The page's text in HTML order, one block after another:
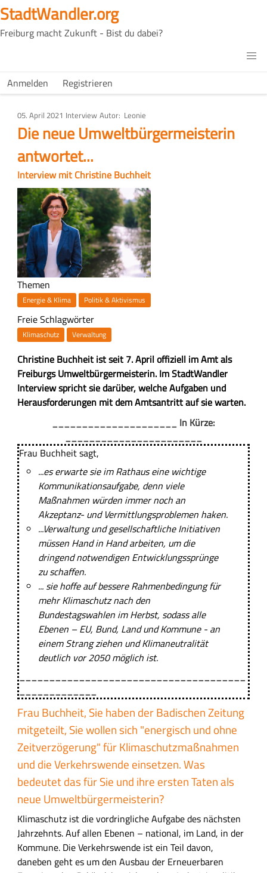
Direkt
zum
Inhalt
StadtWandler.org
Freiburg macht Zukunft - Bist du dabei?
Main
H4C
USER
Anmelden Registrieren
05. April 2021 Art
des
Artikels
Interview Autor Leonie
Die neue Umweltbürgermeisterin
antwortet...
Interview mit Christine Buchheit
Bild
Themen
Energie & Klima Politik & Aktivismus
Freie Schlagwörter
Klimaschutz Verwaltung
Z
u
s
a
e
n
f
a
s
s
u
n
g
Christine Buchheit ist seit 7. April offiziell im Amt als
Freiburgs Umweltbürgermeisterin. Im StadtWandler
Interview spricht sie darüber, welche Aufgaben und
Herausforderungen mit dem Amtsantritt auf sie warten.
u
p
t
-
I
n
h
a
l
t
s
f
e
l
d
_____________________ In Kürze:
Frau Buchheit sagt,
...es erwarte sie im Rathaus eine wichtige
Kommunikationsaufgabe, denn viele
Maßnahmen würden immer noch an
Akzeptanz- und Vermittlungsproblemen haken.
...Verwaltung und gesellschaftliche Initiativen
müssen Hand in Hand arbeiten, um die
dringend notwendigen Entwicklungssprünge
zu schaffen.
... sie hoffe auf bessere Rahmenbedingung für
mehr Klimaschutz nach den
Bundestagswahlen im Herbst, sodassalle
Ebenen – EU, Bund, Land und Kommune - an
einem Strang ziehen und Klimaneutralität
deutlich vor 2050 möglich ist.
______________________________________
_____________
Frau Buchheit, Sie haben der Badischen Zeitung
mitgeteilt, Sie wollen sich "energisch und ohne
Zeitverzögerung" für Klimaschutzmaßnahmen
und die Verkehrswende einsetzen. Was
bedeutet das für Sie und ihre ersten Taten als
neue Umweltbürgermeisterin?
Klimaschutz ist die vordringliche Aufgabe des nächsten
Jahrzehnts. Auf allen Ebenen – national, im Land, in der
Kommune. Die Verkehrswende ist ein Teil davon,
daneben geht es um den Ausbau der Erneuerbaren